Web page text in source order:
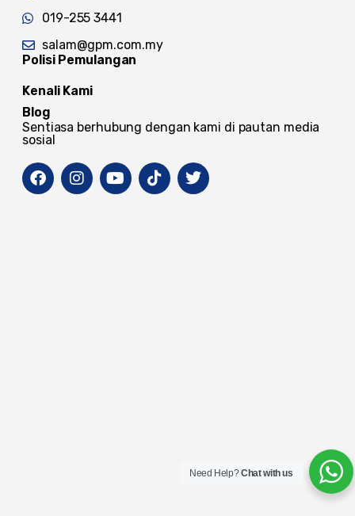
019-255 3441
salam@gpm.com.my
Polisi Pemulangan
Kenali Kami
Blog
Sentiasa berhubung dengan kami di pautan media
sosial
Need Help?Chat with us